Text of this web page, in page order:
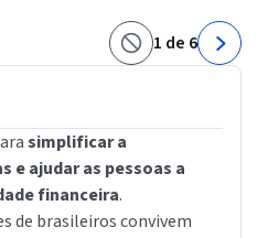
simplificar a
e ajudar as pessoas a
financeira.
de brasileiros convivem
1 de 6